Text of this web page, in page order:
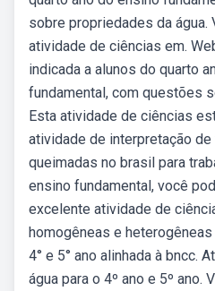
sobre propriedades da água.
atividade de ciências em.
indicada a alunos do quarto
fundamental, com questões
Esta atividade de ciências
atividade de interpretação
queimadas no brasil para
ensino fundamental, você
excelente atividade de
homogêneas e
4° e 5° ano alinhada à bncc.
água para o 4º ano e 5º ano.